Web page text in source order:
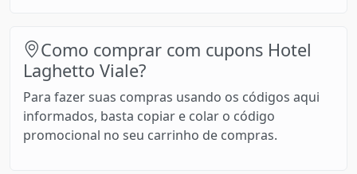
Como comprar com cupons Hotel
Laghetto Viale?
Para fazer suas compras usando os códigos aqui
informados, basta copiar e colar o código
promocional no seu carrinho de compras.